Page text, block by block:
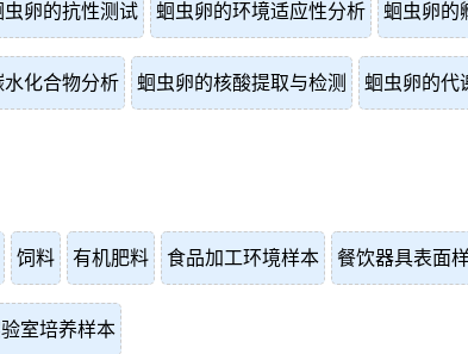
虫卵的抗性测试 蛔虫卵的环境适应性分析 蛔虫卵的
水化合物分析 蛔虫卵的核酸提取与检测 蛔虫卵的代
饲料 有机肥料 食品加工环境样本 餐饮器具表面
室培养样本